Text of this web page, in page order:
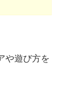
や遊び方を